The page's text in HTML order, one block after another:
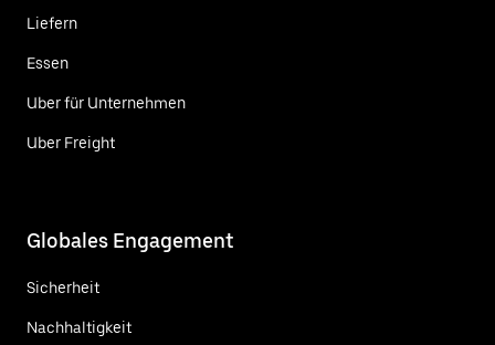
Liefern
Essen
Uber für Unternehmen
Uber Freight
Globales Engagement
Sicherheit
Nachhaltigkeit